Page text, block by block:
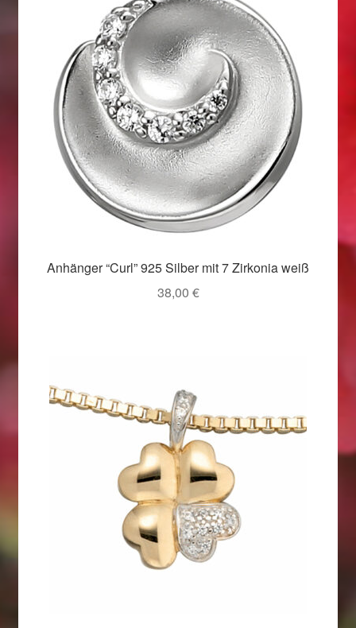
Weihnachtsangebote 2019
Weihnachtsangebote 2020
Weihnachtsangebote 2021
Widerrufsrecht
Woocommerce Predictive Search
Anhänger “Curl” 925 Silber mit 7 Zirkonia weiß
38,00 €